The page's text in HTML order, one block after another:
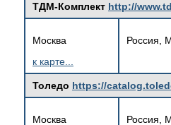
ТДМ-Комплект http://
Москва
к карте...
Россия,
Толедо https://
Москва
Россия,